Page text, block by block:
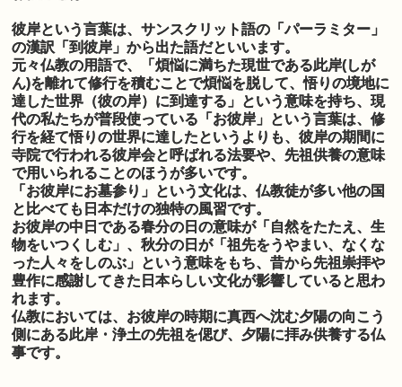
彼岸という言葉は、サンスクリット語の「パーラミター」
の漢訳「到彼岸」から出た語だといいます。
元々仏教の用語で、「煩悩に満ちた現世である此岸(しが
ん)を離れて修行を積むことで煩悩を脱して、悟りの境地に
達した世界（彼の岸）に到達する」という意味を持ち、現
代の私たちが普段使っている「お彼岸」という言葉は、修
行を経て悟りの世界に達したというよりも、彼岸の期間に
寺院で行われる彼岸会と呼ばれる法要や、先祖供養の意味
で用いられることのほうが多いです。
「お彼岸にお墓参り」という文化は、仏教徒が多い他の国
と比べても日本だけの独特の風習です。
お彼岸の中日である春分の日の意味が「自然をたたえ、生
物をいつくしむ」、秋分の日が「祖先をうやまい、なくな
った人々をしのぶ」という意味をもち、昔から先祖崇拝や
豊作に感謝してきた日本らしい文化が影響していると思わ
れます。
仏教においては、お彼岸の時期に真西へ沈む夕陽の向こう
側にある此岸・浄土の先祖を偲び、夕陽に拝み供養する仏
事です。